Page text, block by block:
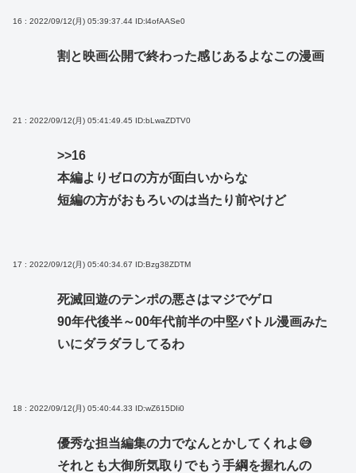
16 : 2022/09/12(月) 05:39:37.44 ID:l4ofAASe0
割と映画公開で終わった感じあるよなこの漫画
21 : 2022/09/12(月) 05:41:49.45 ID:bLwaZDTV0
>>16
本編よりゼロの方が面白いからな
短編の方がおもろいのは当たり前やけど
17 : 2022/09/12(月) 05:40:34.67 ID:Bzg38ZDTM
死滅回遊のテンポの悪さはマジでゲロ
90年代後半～00年代前半の中堅バトル漫画みた
いにダラダラしてるわ
18 : 2022/09/12(月) 05:40:44.33 ID:wZ615DIi0
優秀な担当編集の力でなんとかしてくれよ😅
それとも大御所気取りでもう手綱を握れんの